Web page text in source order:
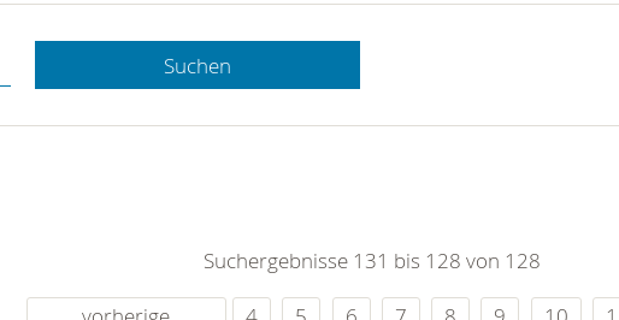
Hotline.
gerne.
rund um die Uhr
Suchen
Suchergebnisse 131 bis 128 von 128